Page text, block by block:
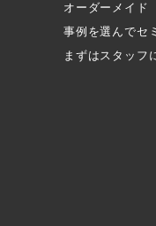
オーダーメイド
事例を選んでセ
まずはスタッフ